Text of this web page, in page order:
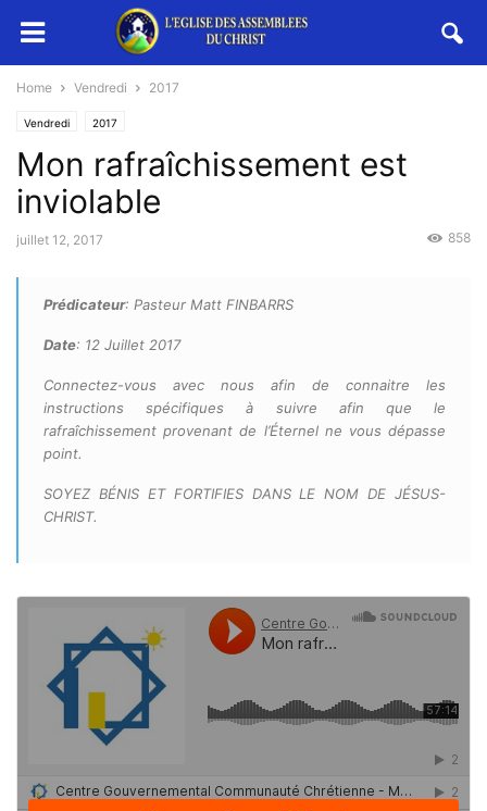
Home Vendredi 2017
Vendredi 2017
Mon rafraîchissement est
inviolable
juillet 12, 2017 858
Prédicateur: Pasteur Matt FINBARRS
Date: 12 Juillet 2017
Connectez-vous avec nous afin de connaitre les
instructions spécifiques à suivre afin que le
rafraîchissement provenant de l’Éternel ne vous dépasse
point.
SOYEZ BÉNIS ET FORTIFIES DANS LE NOM DE JÉSUS-
CHRIST.